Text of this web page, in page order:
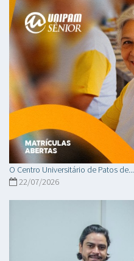
O Centro Universitário de Patos de...
22/07/2026